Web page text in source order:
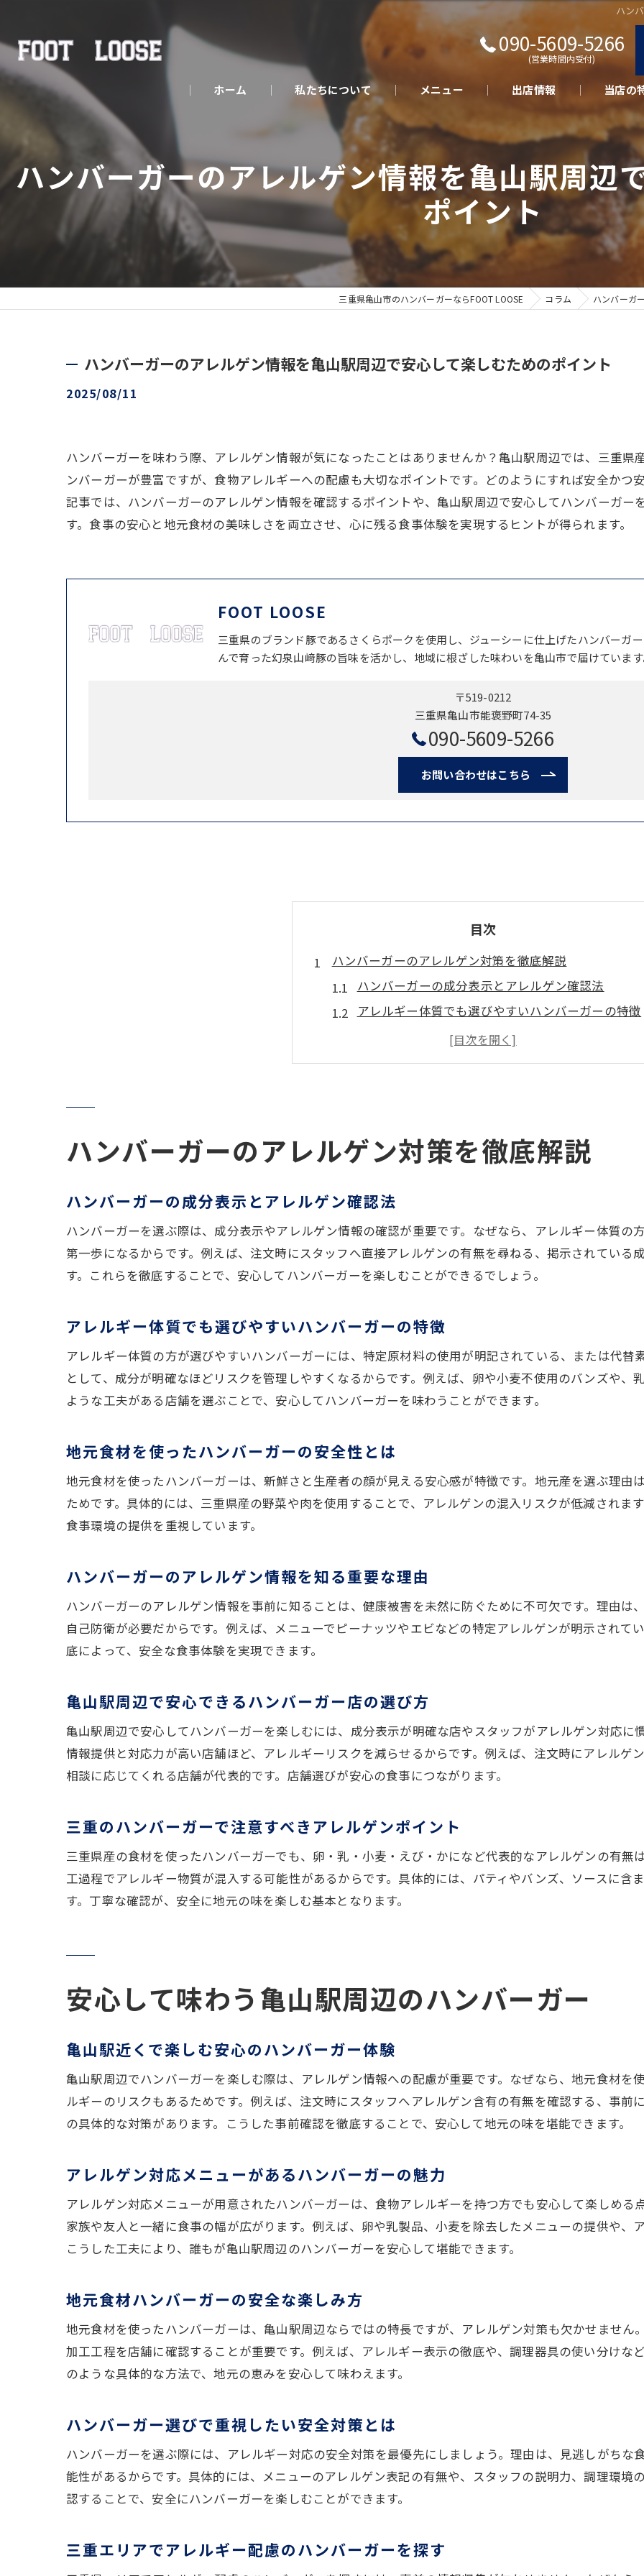
ハン
090-5609-5266
(営業時間内受付)
ホーム 私たちについて メニュー 出店情報 当店の
キッチン
テイクア
さくらポ
美味しい
ハンバーガーのアレルゲン情報を亀山駅周辺
ポイント
三重県亀山市のハンバーガーならFOOT LOOSE コラム ハンバーガ
ハンバーガーのアレルゲン情報を亀山駅周辺で安心して楽しむためのポイント
2025/08/11
ハンバーガーを味わう際、アレルゲン情報が気になったことはありませんか？亀山駅周辺では、三重
ンバーガーが豊富ですが、食物アレルギーへの配慮も大切なポイントです。どのようにすれば安全かつ
記事では、ハンバーガーのアレルゲン情報を確認するポイントや、亀山駅周辺で安心してハンバーガ
す。食事の安心と地元食材の美味しさを両立させ、心に残る食事体験を実現するヒントが得られます。
FOOT LOOSE
三重県のブランド豚であるさくらポークを使用し、ジューシーに仕上げたハンバーガ
んで育った幻泉山﨑豚の旨味を活かし、地域に根ざした味わいを亀山市で届けていま
〒519-0212
三重県亀山市能褒野町74-35
090-5609-5266
お問い合わせはこちら
目次
ハンバーガーのアレルゲン対策を徹底解説
ハンバーガーの成分表示とアレルゲン確認法
アレルギー体質でも選びやすいハンバーガーの特徴
地元食材を使ったハンバーガーの安全性とは
ハンバーガーのアレルゲン情報を知る重要な理由
安心して味わう亀山駅周辺のハンバーガー
亀山駅近くで楽しむ安心のハンバーガー体験
地元食材ハンバーガーの安全な楽しみ方
ハンバーガー選びで重視したい安全対策とは
三重エリアでアレルギー配慮のハンバーガーを探す
三重の食材を活かしたハンバーガーの魅力
アレルゲン配慮と地元野菜が調和するハンバーガー
ハンバーガーを安心して味わうための選び方
アレルギー体質でも楽しめるハンバーガーの工夫
アレルギー配慮のハンバーガー選びのコツ
ハンバーガー選びで確認すべきアレルゲン情報
亀山駅周辺の信頼できるハンバーガー店とは
ハンバーガーアレルゲン表示の読み方ガイド
家族で安心できるハンバーガーの選び方
地元食材とアレルゲン情報の活用ポイント
安心して食べるためのハンバーガー注文方法
外食時のハンバーガーアレルゲン確認のコツ
亀山駅周辺で安全なハンバーガー体験を叶える
三重の地元食材たっぷりのハンバーガー
ハンバーガーで味わう地元野菜の風味
ハンバーガーの地域色とアレルゲン配慮
アレルゲン情報を知って食事体験を豊かに
アレルゲン情報で安心のハンバーガー選び
ハンバーガーで家族みんなが安心できる理由
地元食材とアレルゲンの情報収集術
安心して味わうハンバーガーのポイント
家族で楽しめるアレルゲン対応ハンバーガー
ハンバーガーで叶える家族の安心食事時間
家族が安全に味わえるハンバーガーの秘訣
ハンバーガー体験を共有する楽しみ方
地元食材活用で家族も安心なハンバーガー
ハンバーガーのアレルゲン対策を徹底解説
ハンバーガーの成分表示とアレルゲン確認法
ハンバーガーを選ぶ際は、成分表示やアレルゲン情報の確認が重要です。なぜなら、アレルギー体質の
第一歩になるからです。例えば、注文時にスタッフへ直接アレルゲンの有無を尋ねる、掲示されている
す。これらを徹底することで、安心してハンバーガーを楽しむことができるでしょう。
アレルギー体質でも選びやすいハンバーガーの特徴
アレルギー体質の方が選びやすいハンバーガーには、特定原材料の使用が明記されている、または代替
として、成分が明確なほどリスクを管理しやすくなるからです。例えば、卵や小麦不使用のバンズや、
ような工夫がある店舗を選ぶことで、安心してハンバーガーを味わうことができます。
地元食材を使ったハンバーガーの安全性とは
地元食材を使ったハンバーガーは、新鮮さと生産者の顔が見える安心感が特徴です。地元産を選ぶ理由
ためです。具体的には、三重県産の野菜や肉を使用することで、アレルゲンの混入リスクが低減されま
食事環境の提供を重視しています。
ハンバーガーのアレルゲン情報を知る重要な理由
ハンバーガーのアレルゲン情報を事前に知ることは、健康被害を未然に防ぐために不可欠です。理由は
自己防衛が必要だからです。例えば、メニューでピーナッツやエビなどの特定アレルゲンが明示されて
底によって、安全な食事体験を実現できます。
亀山駅周辺で安心できるハンバーガー店の選び方
亀山駅周辺で安心してハンバーガーを楽しむには、成分表示が明確な店やスタッフがアレルゲン対応に
情報提供と対応力が高い店舗ほど、アレルギーリスクを減らせるからです。例えば、注文時にアレルゲ
相談に応じてくれる店舗が代表的です。店舗選びが安心の食事につながります。
三重のハンバーガーで注意すべきアレルゲンポイント
三重県産の食材を使ったハンバーガーでも、卵・乳・小麦・えび・かになど代表的なアレルゲンの有無
工過程でアレルギー物質が混入する可能性があるからです。具体的には、パティやバンズ、ソースに含
す。丁寧な確認が、安全に地元の味を楽しむ基本となります。
安心して味わう亀山駅周辺のハンバーガー
亀山駅近くで楽しむ安心のハンバーガー体験
亀山駅周辺でハンバーガーを楽しむ際は、アレルゲン情報への配慮が重要です。なぜなら、地元食材を
ルギーのリスクもあるためです。例えば、注文時にスタッフへアレルゲン含有の有無を確認する、事前
の具体的な対策があります。こうした事前確認を徹底することで、安心して地元の味を堪能できます。
アレルゲン対応メニューがあるハンバーガーの魅力
アレルゲン対応メニューが用意されたハンバーガーは、食物アレルギーを持つ方でも安心して楽しめる
家族や友人と一緒に食事の幅が広がります。例えば、卵や乳製品、小麦を除去したメニューの提供や、
こうした工夫により、誰もが亀山駅周辺のハンバーガーを安心して堪能できます。
地元食材ハンバーガーの安全な楽しみ方
地元食材を使ったハンバーガーは、亀山駅周辺ならではの特長ですが、アレルゲン対策も欠かせませ
加工工程を店舗に確認することが重要です。例えば、アレルギー表示の徹底や、調理器具の使い分けな
のような具体的な方法で、地元の恵みを安心して味わえます。
ハンバーガー選びで重視したい安全対策とは
ハンバーガーを選ぶ際には、アレルギー対応の安全対策を最優先にしましょう。理由は、見逃しがちな
能性があるからです。具体的には、メニューのアレルゲン表記の有無や、スタッフの説明力、調理環境
認することで、安全にハンバーガーを楽しむことができます。
三重エリアでアレルギー配慮のハンバーガーを探す